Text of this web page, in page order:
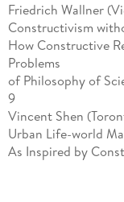
Friedrich Wallner
Constructivism
How Constructive
Problems
of Philosophy of
9
Vincent Shen
Urban Life-world
As Inspired by